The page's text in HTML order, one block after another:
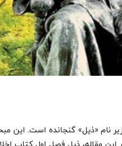
نام «ذیل» گنجانده است. این